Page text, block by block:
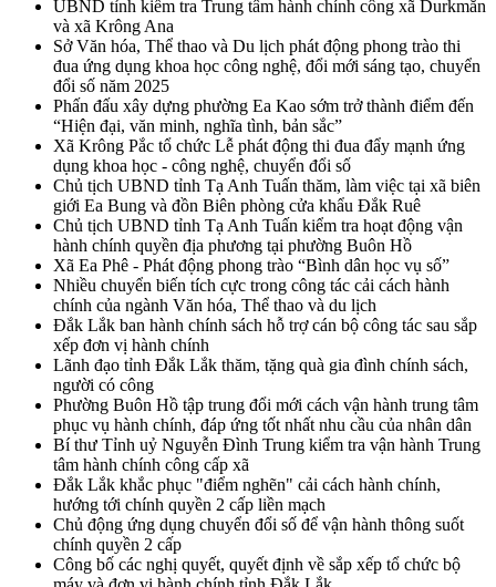
UBND tỉnh kiểm tra Trung tâm hành chính công xã Durkmăn
và xã Krông Ana
Sở Văn hóa, Thể thao và Du lịch phát động phong trào thi
đua ứng dụng khoa học công nghệ, đổi mới sáng tạo, chuyển
đổi số năm 2025
Phấn đấu xây dựng phường Ea Kao sớm trở thành điểm đến
“Hiện đại, văn minh, nghĩa tình, bản sắc”
Xã Krông Pắc tổ chức Lễ phát động thi đua đẩy mạnh ứng
dụng khoa học - công nghệ, chuyển đổi số
Chủ tịch UBND tỉnh Tạ Anh Tuấn thăm, làm việc tại xã biên
giới Ea Bung và đồn Biên phòng cửa khẩu Đắk Ruê
Chủ tịch UBND tỉnh Tạ Anh Tuấn kiểm tra hoạt động vận
hành chính quyền địa phương tại phường Buôn Hồ
Xã Ea Phê - Phát động phong trào “Bình dân học vụ số”
Nhiều chuyển biến tích cực trong công tác cải cách hành
chính của ngành Văn hóa, Thể thao và du lịch
Đắk Lắk ban hành chính sách hỗ trợ cán bộ công tác sau sắp
xếp đơn vị hành chính
Lãnh đạo tỉnh Đắk Lắk thăm, tặng quà gia đình chính sách,
người có công
Phường Buôn Hồ tập trung đổi mới cách vận hành trung tâm
phục vụ hành chính, đáp ứng tốt nhất nhu cầu của nhân dân
Bí thư Tỉnh uỷ Nguyễn Đình Trung kiểm tra vận hành Trung
tâm hành chính công cấp xã
Đắk Lắk khắc phục "điểm nghẽn" cải cách hành chính,
hướng tới chính quyền 2 cấp liền mạch
Chủ động ứng dụng chuyển đổi số để vận hành thông suốt
chính quyền 2 cấp
Công bố các nghị quyết, quyết định về sắp xếp tổ chức bộ